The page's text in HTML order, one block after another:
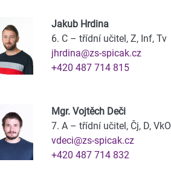
Jakub Hrdina
6. C – třídní učitel, Z, Inf, Tv
jhrdina@zs-spicak.cz
+420 487 714 815
Mgr. Vojtěch Deči
7. A – třídní učitel, Čj, D, VkO
vdeci@zs-spicak.cz
+420 487 714 832